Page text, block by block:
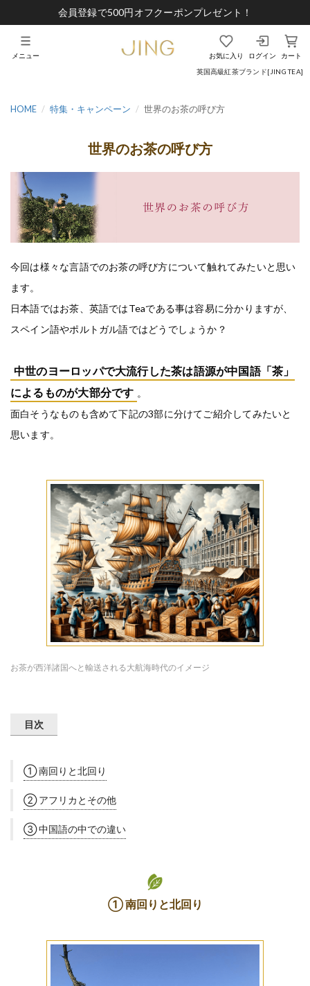
会員登録で500円オフクーポンプレゼント！
英国高級紅茶ブランド[JING TEA]
お気に入り ログイン カート
メニュー
HOME 特集・キャンペーン 世界のお茶の呼び方
世界のお茶の呼び方
今回は様々な言語でのお茶の呼び方について触れてみたいと思い
ます。
日本語ではお茶、英語ではTeaである事は容易に分かりますが、
スペイン語やポルトガル語ではどうでしょうか？
中世のヨーロッパで大流行した茶は語源が中国語「茶」
によるものが大部分です 。
面白そうなものも含めて下記の3部に分けてご紹介してみたいと
思います。
お茶が西洋諸国へと輸送される大航海時代のイメージ
目次
① 南回りと北回り
② アフリカとその他
③ 中国語の中での違い
① 南回りと北回り